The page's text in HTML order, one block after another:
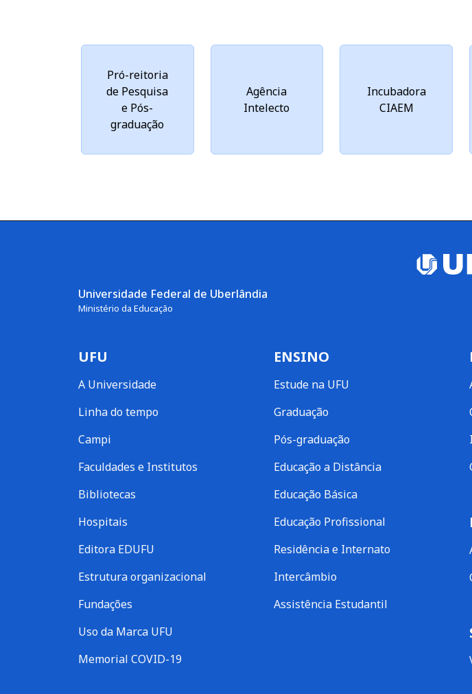
Pró-reitoria
de Pesquisa
e Pós-
graduação
Agência
Intelecto
Incubadora
CIAEM
Universidade Federal de Uberlândia
Ministério da Educação
UFU
A Universidade
Linha do tempo
Campi
Faculdades e Institutos
Bibliotecas
Hospitais
Editora EDUFU
Estrutura organizacional
Fundações
Uso da Marca UFU
Memorial COVID-19
ENSINO
Estude na UFU
Graduação
Pós-graduação
Educação a Distância
Educação Básica
Educação Profissional
Residência e Internato
Intercâmbio
Assistência Estudantil